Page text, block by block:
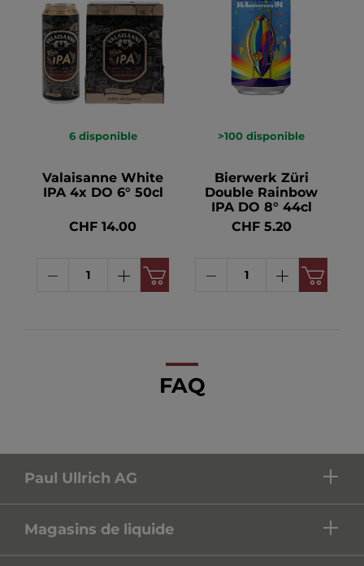
6 disponible
Valaisanne White
IPA 4x DO 6° 50cl
CHF 14.00
>100 disponible
Bierwerk Züri
Double Rainbow
IPA DO 8° 44cl
CHF 5.20
FAQ
Paul Ullrich AG
Magasins de liquide